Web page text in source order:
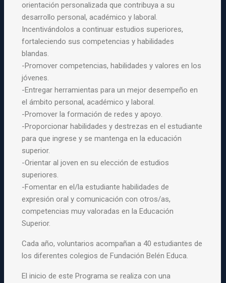
orientación personalizada que contribuya a su
desarrollo personal, académico y laboral.
Incentivándolos a continuar estudios superiores,
fortaleciendo sus competencias y habilidades
blandas.
-Promover competencias, habilidades y valores en los
jóvenes.
-Entregar herramientas para un mejor desempeño en
el ámbito personal, académico y laboral.
-Promover la formación de redes y apoyo.
-Proporcionar habilidades y destrezas en el estudiante
para que ingrese y se mantenga en la educación
superior.
-Orientar al joven en su elección de estudios
superiores.
-Fomentar en el/la estudiante habilidades de
expresión oral y comunicación con otros/as,
competencias muy valoradas en la Educación
Superior.
Cada año, voluntarios acompañan a 40 estudiantes de
los diferentes colegios de Fundación Belén Educa.
El inicio de estePrograma se realiza con una